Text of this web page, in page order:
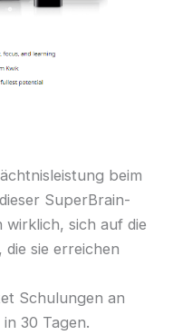
beim
SuperBrain-
wirklich, sich auf die
sie erreichen
Schulungen an
30 Tagen.